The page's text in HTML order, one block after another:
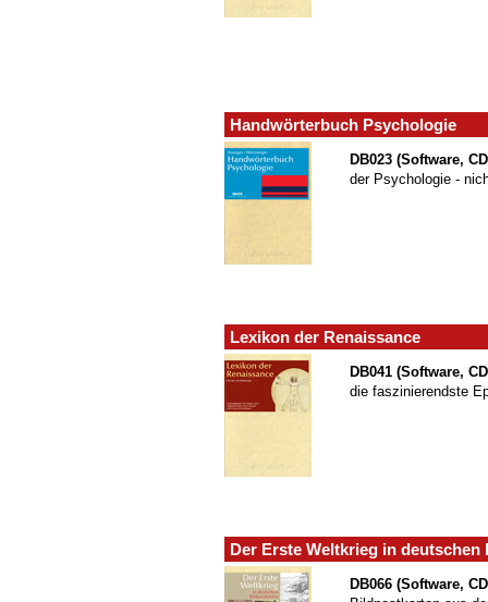
Handwörterbuch Psychologie
DB023 (Software,
der Psychologie -
Lexikon der Renaissance
DB041 (Software,
die faszinierendste
Der Erste Weltkrieg in
DB066 (Software,